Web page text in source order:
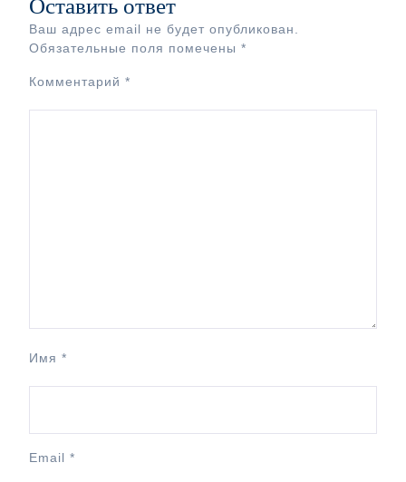
Оставить ответ
Ваш адрес email не будет опубликован.
Обязательные поля помечены *
Комментарий *
Имя *
Email *